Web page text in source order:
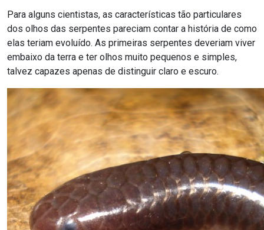
Para alguns cientistas, as características tão particulares
dos olhos das serpentes pareciam contar a história de como
elas teriam evoluído. As primeiras serpentes deveriam viver
embaixo da terra e ter olhos muito pequenos e simples,
talvez capazes apenas de distinguir claro e escuro.